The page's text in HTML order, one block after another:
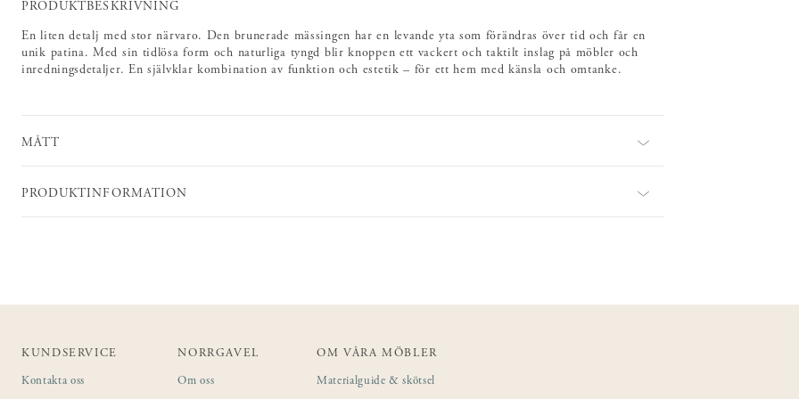
PRODUKTBESKRIVNING
En liten detalj med stor närvaro. Den brunerade mässingen har en levande yta som förändras över tid och får en
unik patina. Med sin tidlösa form och naturliga tyngd blir knoppen ett vackert och taktilt inslag på möbler och
inredningsdetaljer. En självklar kombination av funktion och estetik – för ett hem med känsla och omtanke.
MÅTT
PRODUKTINFORMATION
KUNDSERVICE
Kontakta oss
NORRGAVEL
Om oss
OM VÅRA MÖBLER
Materialguide & skötsel